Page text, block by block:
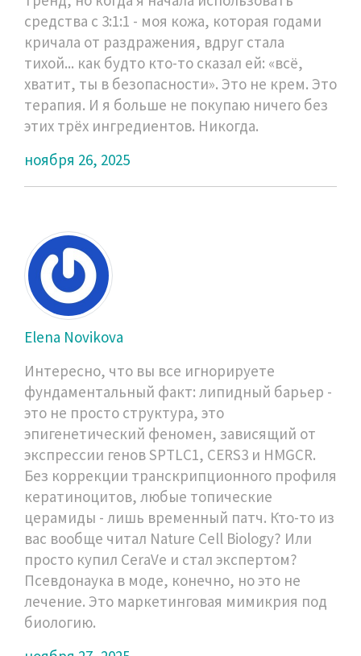
средства с 3:1:1 - моя кожа, которая годами
кричала от раздражения, вдруг стала
тихой... как будто кто-то сказал ей: «всё,
хватит, ты в безопасности». Это не крем. Это
терапия. И я больше не покупаю ничего без
этих трёх ингредиентов. Никогда.
ноября 26, 2025
Elena Novikova
Интересно, что вы все игнорируете
фундаментальный факт: липидный барьер -
это не просто структура, это
эпигенетический феномен, зависящий от
экспрессии генов SPTLC1, CERS3 и HMGCR.
Без коррекции транскрипционного профиля
кератиноцитов, любые топические
церамиды - лишь временный патч. Кто-то из
вас вообще читал Nature Cell Biology? Или
просто купил CeraVe и стал экспертом?
Псевдонаука в моде, конечно, но это не
лечение. Это маркетинговая мимикрия под
биологию.